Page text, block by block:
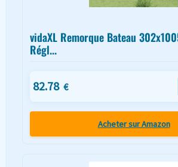
vidaXL Remorque Bateau
Régl...
82.78 €
Acheter sur Amazon